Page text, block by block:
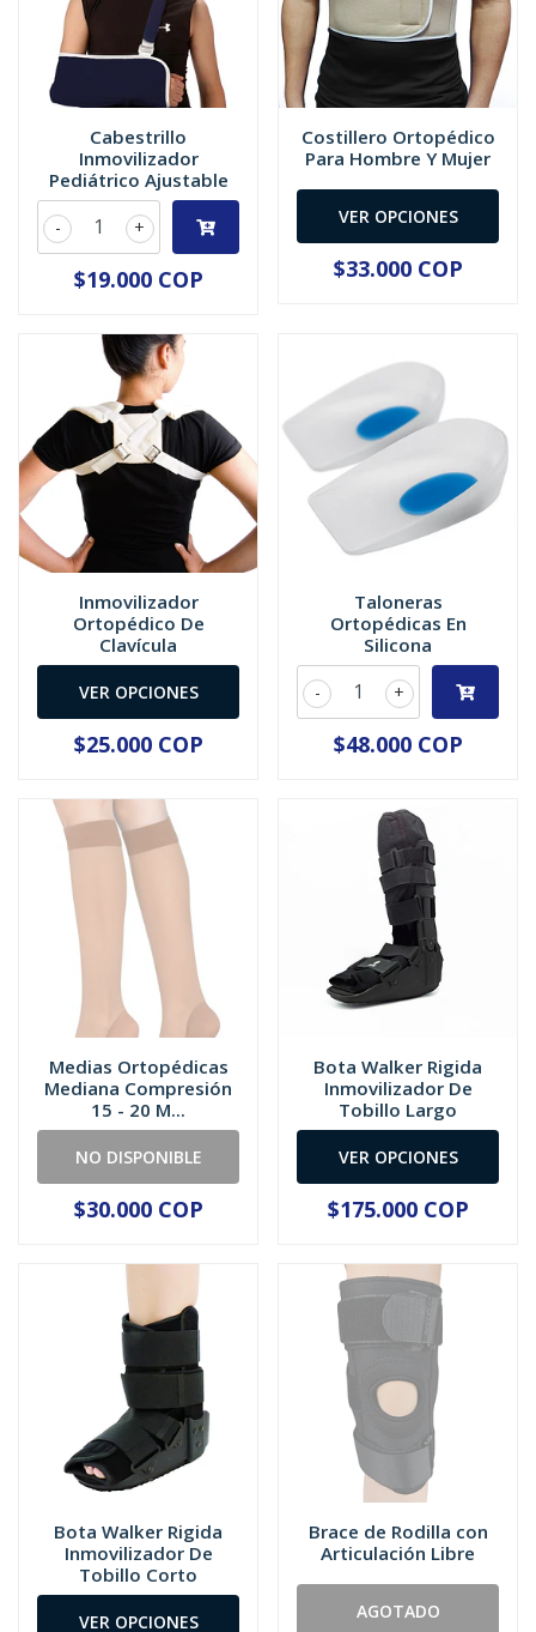
Cabestrillo
Inmovilizador
Pediátrico Ajustable
+
-
$19.000 COP
Costillero Ortopédico
Para Hombre Y Mujer
VER OPCIONES
$33.000 COP
Inmovilizador
Ortopédico De
Clavícula
VER OPCIONES
$25.000 COP
Taloneras
Ortopédicas En
Silicona
+
-
$48.000 COP
Medias Ortopédicas
Mediana Compresión
15 - 20 M...
NO DISPONIBLE
$30.000 COP
Bota Walker Rigida
Inmovilizador De
Tobillo Largo
VER OPCIONES
$175.000 COP
Bota Walker Rigida
Inmovilizador De
Tobillo Corto
VER OPCIONES
Brace de Rodilla con
Articulación Libre
AGOTADO